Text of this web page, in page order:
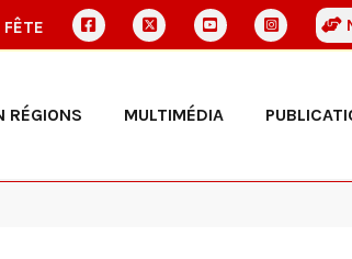
FÊTE
RÉGIONS MULTIMÉDIA